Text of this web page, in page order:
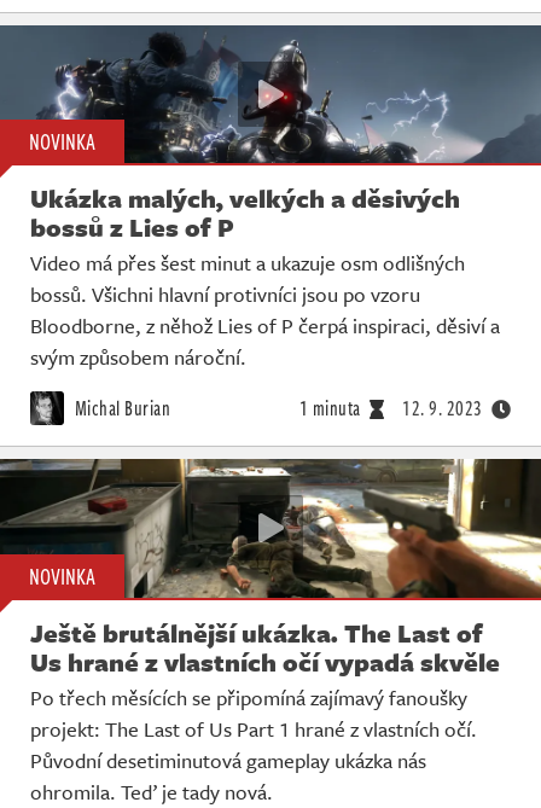
NOVINKA
Ukázka malých, velkých a děsivých
bossů z Lies of P
Video má přes šest minut a ukazuje osm odlišných
bossů. Všichni hlavní protivníci jsou po vzoru
Bloodborne, z něhož Lies of P čerpá inspiraci, děsiví a
svým způsobem nároční.
Michal Burian 1 minuta 12. 9. 2023
NOVINKA
Ještě brutálnější ukázka. The Last of
Us hrané z vlastních očí vypadá skvěle
Po třech měsících se připomíná zajímavý fanoušky
projekt: The Last of Us Part 1 hrané z vlastních očí.
Původní desetiminutová gameplay ukázka nás
ohromila. Teď je tady nová.